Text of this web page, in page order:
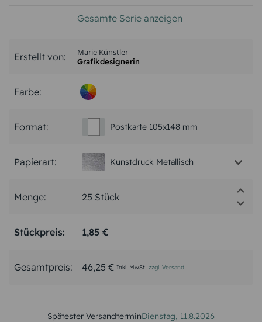
Gesamte Serie anzeigen
Erstellt von: Marie Künstler
Grafikdesignerin
Farbe:
Format: Postkarte 105x148 mm
Papierart: Kunstdruck Metallisch
Menge:
Stückpreis: 1,85 €
Gesamtpreis: 46,25 € Inkl. MwSt. zzgl. Versand
Spätester VersandterminDienstag, 11.8.2026